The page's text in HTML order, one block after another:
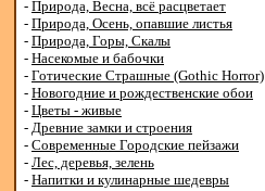
- Природа, Весна, всё расцветает
- Природа, Осень, опавшие листья
- Природа, Горы, Скалы
- Насекомые и бабочки
- Готические Страшные (Gothic Horror)
- Новогодние и рождественские обои
- Цветы - живые
- Древние замки и строения
- Современные Городские пейзажи
- Лес, деревья, зелень
- Напитки и кулинарные шедевры